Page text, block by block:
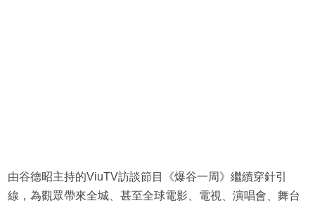
由谷德昭主持的ViuTV訪談節目《爆谷一周》繼續穿針引
線，為觀眾帶來全城、甚至全球電影、電視、演唱會、舞台